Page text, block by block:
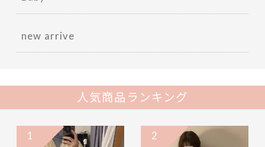
new arrive
人気商品ランキング
1 2